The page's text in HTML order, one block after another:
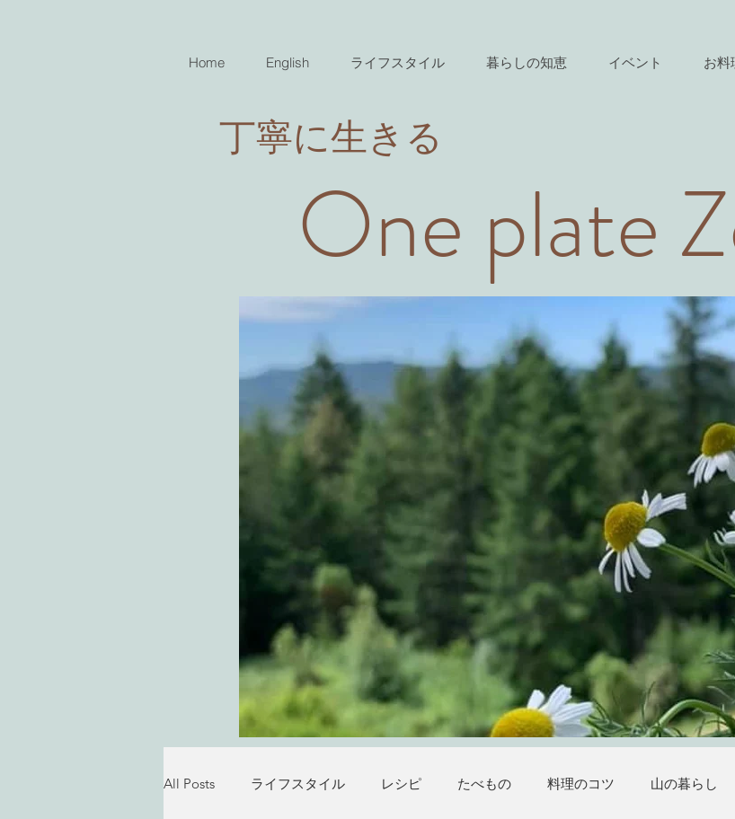
Home English ライフスタイル 暮らしの知恵 イベント お料
​丁寧に生きる
One plate
All Posts ライフスタイル レシピ たべもの 料理のコツ 山の暮らし